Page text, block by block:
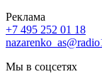
Реклама
+7 495 252 01 18
Мы в соцсетях